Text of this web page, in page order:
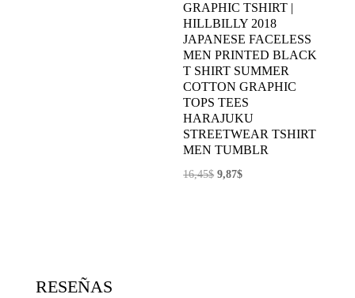
GRAPHIC TSHIRT |
HILLBILLY 2018
JAPANESE FACELESS
MEN PRINTED BLACK
T SHIRT SUMMER
COTTON GRAPHIC
TOPS TEES
HARAJUKU
STREETWEAR TSHIRT
MEN TUMBLR
16,45$ El
9,87$El
RESEÑAS